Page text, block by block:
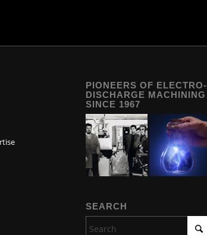
PIONEERS OF ELECTRO-
DISCHARGE MACHINING
SINCE 1967
SEARCH